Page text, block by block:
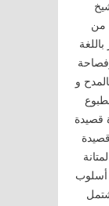
من
و
قصيدة
أسلوب